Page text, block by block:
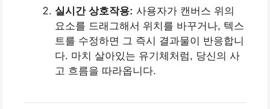
실시간 상호작용: 사용자가 캔버스 위의
요소를 드래그해서 위치를 바꾸거나, 텍스
트를 수정하면 그 즉시 결과물이 반응합니
다. 마치 살아있는 유기체처럼, 당신의 사
고 흐름을 따라옵니다.